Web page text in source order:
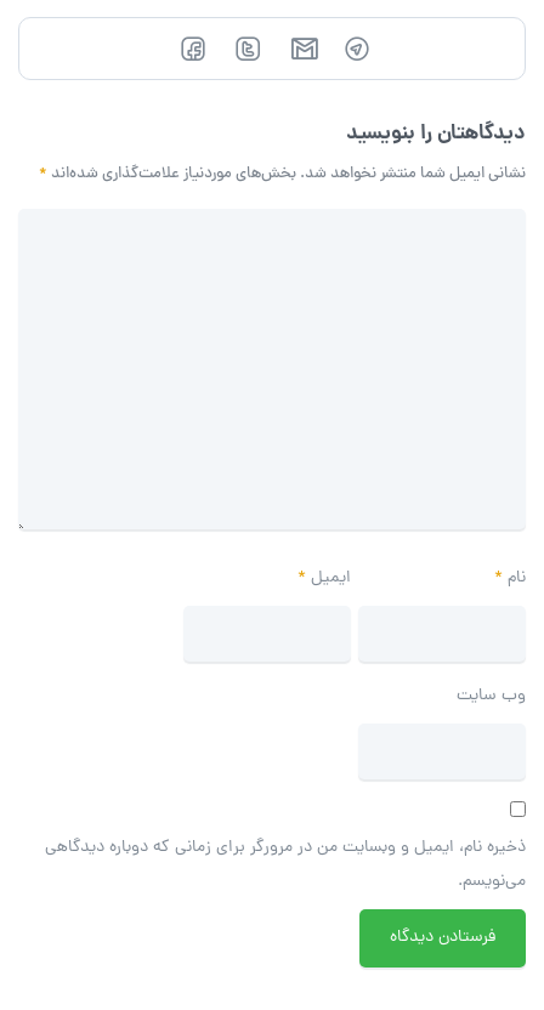
دیدگاهتان را بنویسید
نشانی ایمیل شما منتشر نخواهد شد. بخش‌های موردنیاز علامت‌گذاری شده‌اند *
نام* ایمیل*
وب‌ سایت
ذخیره نام، ایمیل و وبسایت من در مرورگر برای زمانی که دوباره دیدگاهی
می‌نویسم.